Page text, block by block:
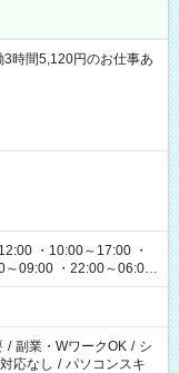
間5,120円のお仕事あ
・10:00～17:00 ・
～09:00 ・22:00～06:00
/ 副業・WワークOK / シ
応なし / パソコンスキ